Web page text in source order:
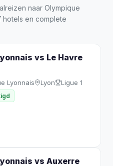
naar Olympique
hotels en complete
vs Le Havre
Lyonnais Lyon Ligue 1
vs Auxerre